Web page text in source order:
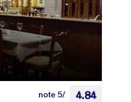
note 5/ 4.84